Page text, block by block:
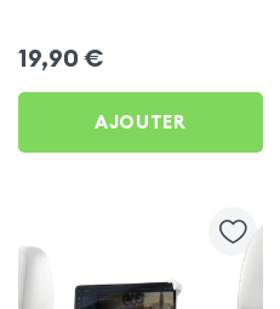
19,90 €
AJOUTER